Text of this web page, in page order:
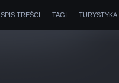
SPIS TREŚCI TAGI